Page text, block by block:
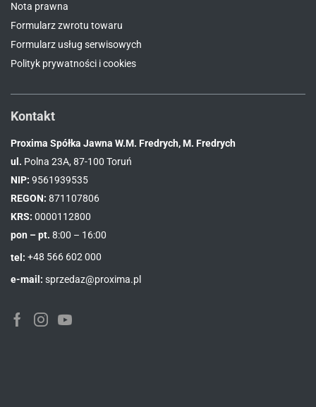
Nota prawna
Formularz zwrotu towaru
Formularz usług serwisowych
Polityk prywatności i cookies
Kontakt
Proxima Spółka Jawna W.M. Fredrych, M. Fredrych
ul. Polna 23A, 87-100 Toruń
NIP: 9561939535
REGON: 871107806
KRS: 0000112800
pon – pt. 8:00 – 16:00
tel: +48 566 602 000
e-mail: sprzedaz@proxima.pl
FacebookInstagramYoutube